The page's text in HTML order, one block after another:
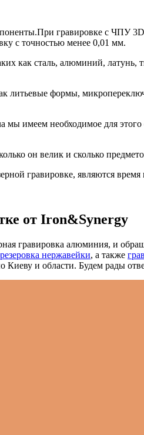
гравировке с ЧПУ
с точностью менее 0,01 мм.
как сталь, алюминий, латунь,
литьевые формы,
имеем необходимое для
он велик и сколько
гравировке, являются время
от Iron&Synergy
гравировка алюминия, и
нержавейки, а также
Киеву и области. Будем рады